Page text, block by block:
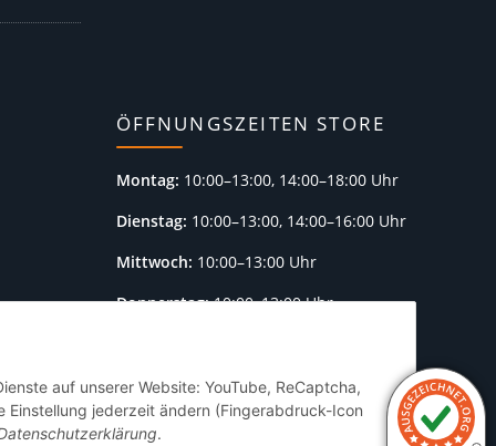
auf unserer Website: YouTube, ReCaptcha,
Einstellung jederzeit ändern (Fingerabdruck-Icon
.
ÖFFNUNGSZEITEN STORE
Montag: 10:00–13:00, 14:00–18:00 Uhr
Dienstag: 10:00–13:00, 14:00–16:00 Uhr
Mittwoch: 10:00–13:00 Uhr
Donnerstag:10:00–13:00 Uhr
Samstag:10:00–12:00 Uhr
Sonntag:
geschlossen